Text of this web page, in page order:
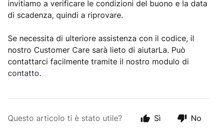
invitiamo a verificare le condizioni del buono e la data
di scadenza, quindi a riprovare.
Se necessita di ulteriore assistenza con il codice, il
nostro Customer Care sarà lieto di aiutarLa. Può
contattarci facilmente tramite il nostro modulo di
contatto.
Questo articolo ti è stato utile? Sì No